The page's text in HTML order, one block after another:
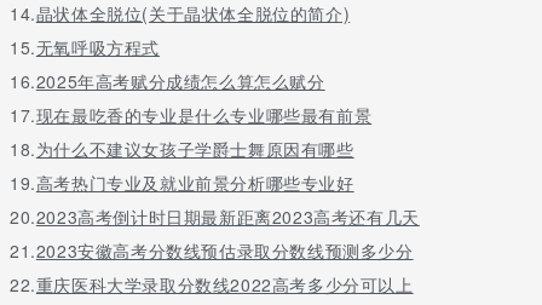
14.晶状体全脱位(关于晶状体全脱位的简介)
15.无氧呼吸方程式
16.2025年高考赋分成绩怎么算怎么赋分
17.现在最吃香的专业是什么专业哪些最有前景
18.为什么不建议女孩子学爵士舞原因有哪些
19.高考热门专业及就业前景分析哪些专业好
20.2023高考倒计时日期最新距离2023高考还有几天
21.2023安徽高考分数线预估录取分数线预测多少分
22.重庆医科大学录取分数线2022高考多少分可以上